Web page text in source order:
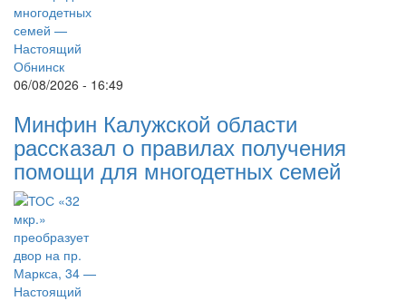
06/08/2026 - 16:49
Минфин Калужской области
рассказал о правилах получения
помощи для многодетных семей